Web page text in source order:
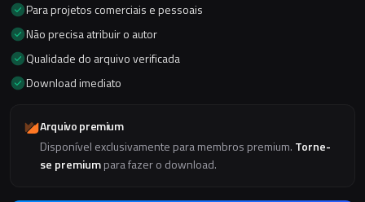
Para projetos comerciais e pessoais
Não precisa atribuir o autor
Qualidade do arquivo verificada
Download imediato
Arquivo premium
Disponível exclusivamente para membros premium. Torne-
se premiumpara fazer o download.